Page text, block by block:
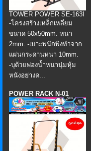
TOWER POWER SE-163I
-โครงสร้างเหล็กเหลี่ยม
ขนาด 50x50mm. หนา
2mm. -เบาะพนักพิงทำจาก
แผ่นกระดานหนา 10mm.
-บุด้วยฟองน้ำหนานุ่มหุ้ม
หนังอย่างด...
POWER RACK N-01